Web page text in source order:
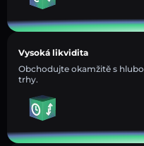
Vysoká likvidita
Obchodujte okamžitě s
trhy.